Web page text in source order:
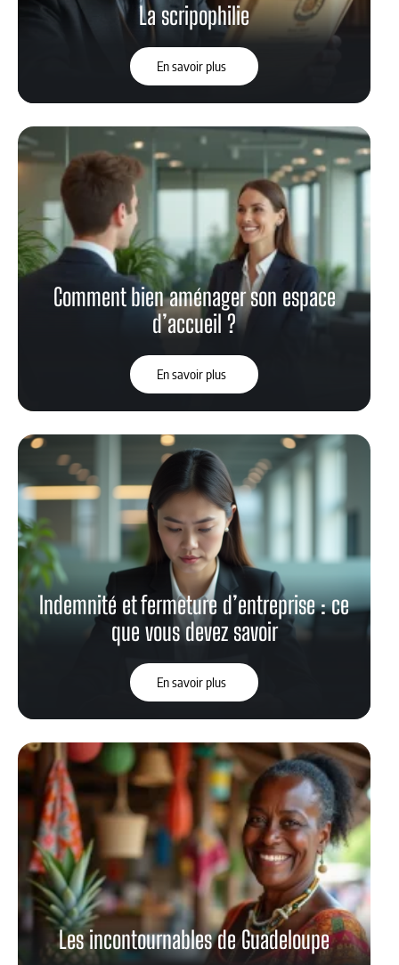
La scripophilie
En savoir plus
Comment bien aménager son espace
d’accueil ?
En savoir plus
Indemnité et fermeture d’entreprise : ce
que vous devez savoir
En savoir plus
Les incontournables de Guadeloupe